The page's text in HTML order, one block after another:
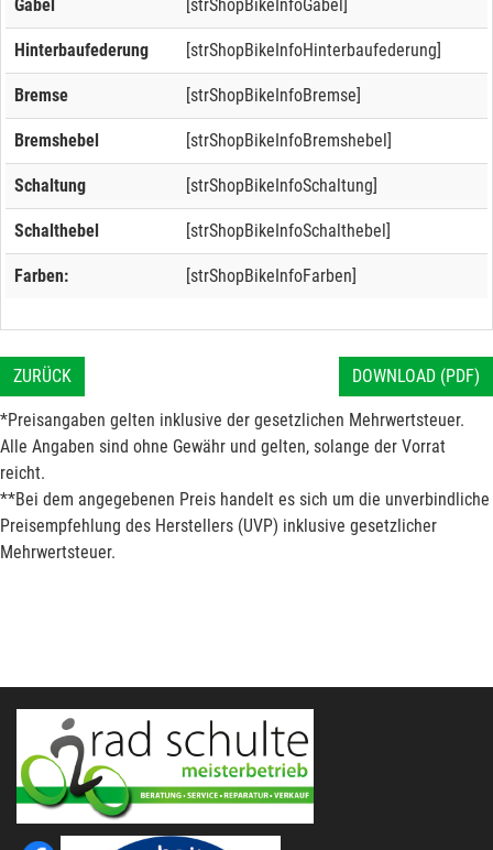
Gabel [strShopBikeInfoGabel]
Hinterbaufederung [strShopBikeInfoHinterbaufederung]
Bremse [strShopBikeInfoBremse]
Bremshebel [strShopBikeInfoBremshebel]
Schaltung [strShopBikeInfoSchaltung]
Schalthebel [strShopBikeInfoSchalthebel]
Farben: [strShopBikeInfoFarben]
ZURÜCK DOWNLOAD (PDF)
*Preisangaben gelten inklusive der gesetzlichen Mehrwertsteuer.
Alle Angaben sind ohne Gewähr und gelten, solange der Vorrat
reicht.
**Bei dem angegebenen Preis handelt es sich um die unverbindliche
Preisempfehlung des Herstellers (UVP) inklusive gesetzlicher
Mehrwertsteuer.